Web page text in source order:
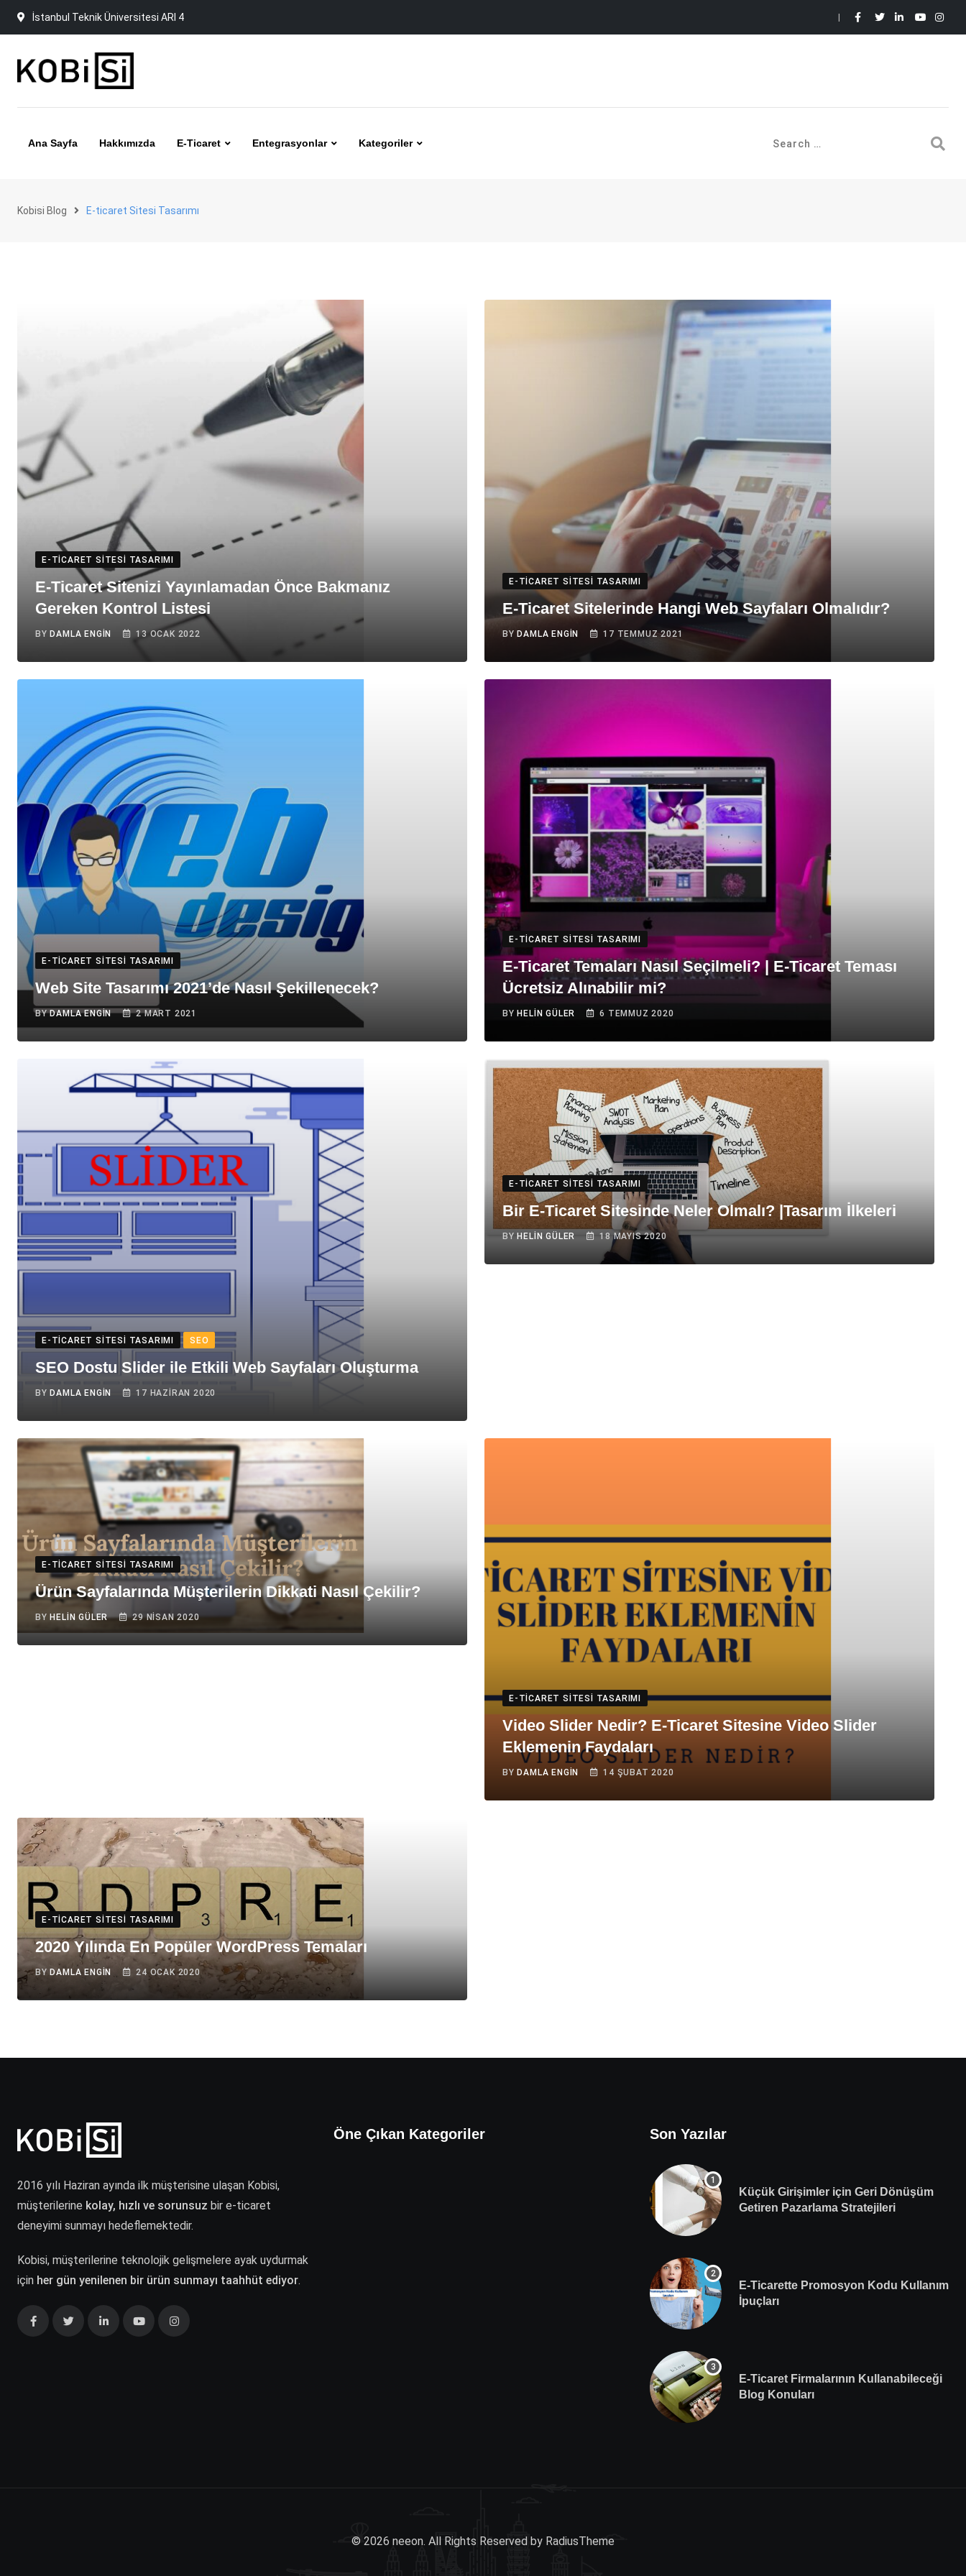
Skip
İstanbul Teknik Üniversitesi ARI 4
Ana Sayfa Hakkımızda E-Ticaret Entegrasyonlar Kategoriler
Kobisi Blog E-ticaret Sitesi Tasarımı
E-TICARET SITESI TASARIMI
E-Ticaret Sitenizi Yayınlamadan Önce Bakmanız
Gereken Kontrol Listesi
BY DAMLA ENGIN 13 OCAK 2022
E-TICARET SITESI TASARIMI
E-Ticaret Sitelerinde Hangi Web Sayfaları Olmalıdır?
BY DAMLA ENGIN 17 TEMMUZ 2021
E-TICARET SITESI TASARIMI
Web Site Tasarımı 2021’de Nasıl Şekillenecek?
BYDAMLA ENGIN 2 MART 2021
E-TICARET SITESI TASARIMI
E-Ticaret Temaları Nasıl Seçilmeli? | E-Ticaret Teması
Ücretsiz Alınabilir mi?
BY HELIN GÜLER 6 TEMMUZ 2020
E-TICARET SITESI TASARIMI SEO
SEO Dostu Slider ile Etkili Web Sayfaları Oluşturma
BY DAMLA ENGIN 17 HAZIRAN 2020
E-TICARET SITESI TASARIMI
Bir E-Ticaret Sitesinde Neler Olmalı? |Tasarım İlkeleri
BY HELIN GÜLER 18 MAYIS 2020
E-TICARET SITESI TASARIMI
Ürün Sayfalarında Müşterilerin Dikkati Nasıl Çekilir?
BY HELIN GÜLER 29 NISAN 2020
E-TICARET SITESI TASARIMI
Video Slider Nedir? E-Ticaret Sitesine Video Slider
Eklemenin Faydaları
BY DAMLA ENGIN 14 ŞUBAT 2020
E-TICARET SITESI TASARIMI
2020 Yılında En Popüler WordPress Temaları
BY DAMLA ENGIN 24 OCAK 2020
2016 yılı Haziran ayında ilk müşterisine ulaşan Kobisi,
müşterilerine kolay, hızlı ve sorunsuz bir e-ticaret
deneyimi sunmayı hedeflemektedir.
Kobisi, müşterilerine teknolojik gelişmelere ayak uydurmak
için her gün yenilenen bir ürün sunmayı taahhüt ediyor.
Öne Çıkan Kategoriler Son Yazılar
Küçük Girişimler için Geri Dönüşüm
Getiren Pazarlama Stratejileri
E-Ticarette Promosyon Kodu Kullanım
İpuçları
E-Ticaret Firmalarının Kullanabileceği
Blog Konuları
© 2026 neeon. All Rights Reserved by RadiusTheme